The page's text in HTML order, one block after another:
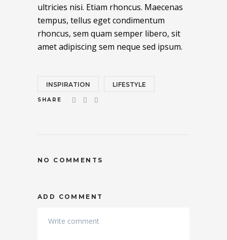
ultricies nisi. Etiam rhoncus. Maecenas
tempus, tellus eget condimentum
rhoncus, sem quam semper libero, sit
amet adipiscing sem neque sed ipsum.
INSPIRATION LIFESTYLE
SHARE
NO COMMENTS
ADD COMMENT